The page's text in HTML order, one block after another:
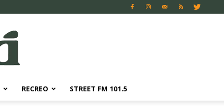
RECREO STREET FM 101.5